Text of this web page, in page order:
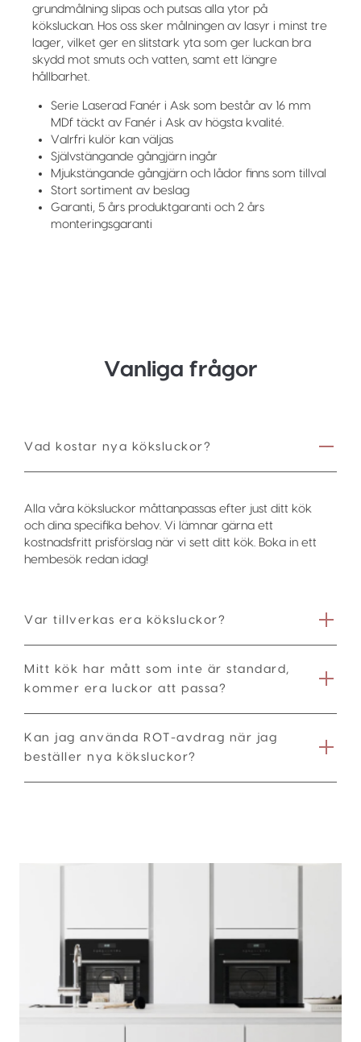
grundmålning slipas och putsas alla ytor på
köksluckan. Hos oss sker målningen av lasyr i minst tre
lager, vilket ger en slitstark yta som ger luckan bra
skydd mot smuts och vatten, samt ett längre
hållbarhet.
Serie Laserad Fanér i Ask som består av 16 mm
MDf täckt av Fanér i Ask av högsta kvalité.
Valrfri kulör kan väljas
Självstängande gångjärn ingår
Mjukstängande gångjärn och lådor finns som tillval
Stort sortiment av beslag
Garanti, 5 års produktgaranti och 2 års
monteringsgaranti
Vanliga frågor
Vad kostar nya köksluckor?
Alla våra köksluckor måttanpassas efter just ditt kök
och dina specifika behov. Vi lämnar gärna ett
kostnadsfritt prisförslag när vi sett ditt kök. Boka in ett
hembesök redan idag!
Var tillverkas era köksluckor?
Mitt kök har mått som inte är standard,
kommer era luckor att passa?
Kan jag använda ROT-avdrag när jag
beställer nya köksluckor?